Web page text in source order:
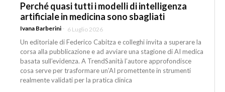
Perché quasi tutti i modelli di intelligenza
artificiale in medicina sono sbagliati
Ivana Barberini - 6 Luglio 2026
Un editoriale di Federico Cabitza e colleghi invita a superare la
corsa alla pubblicazione e ad avviare una stagione di AI medica
basata sull’evidenza. A TrendSanità l’autore approfondisce
cosa serve per trasformare un’AI promettente in strumenti
realmente validati per la pratica clinica